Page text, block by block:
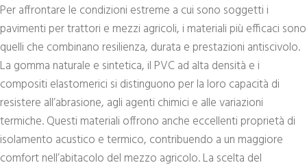
Per affrontare le condizioni estreme a cui sono soggetti i
pavimenti per trattori e mezzi agricoli, i materiali più efficaci sono
quelli che combinano resilienza, durata e prestazioni antiscivolo.
La gomma naturale e sintetica, il PVC ad alta densità e i
compositi elastomerici si distinguono per la loro capacità di
resistere all’abrasione, agli agenti chimici e alle variazioni
termiche. Questi materiali offrono anche eccellenti proprietà di
isolamento acustico e termico, contribuendo a un maggiore
comfort nell’abitacolo del mezzo agricolo. La scelta del